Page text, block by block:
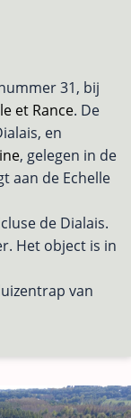
31, bij
et Rance. De
en
, gelegen in de
aan de Echelle
de Dialais.
Het object is in
van